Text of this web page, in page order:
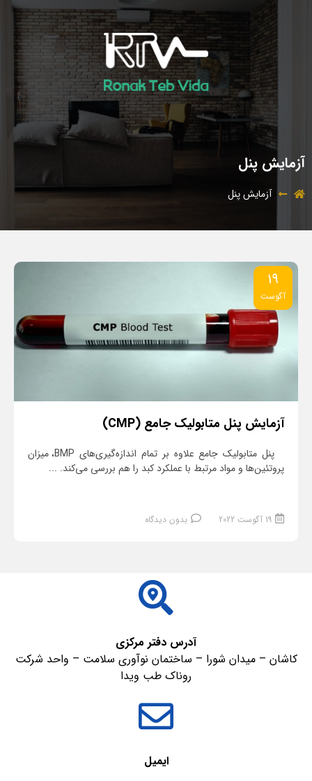
آزمایش پنل
آزمایش پنل
19
آگوست
آزمایش پنل متابولیک جامع (CMP)
پنل متابولیک جامع علاوه ‌بر تمام اندازه‌گیری‌های BMP، میزان
پروتئین‌ها و مواد مرتبط با عملکرد کبد را هم بررسی می‌کند. ...
19 آگوست 2022 بدون دیدگاه
آدرس دفتر مرکزی
کاشان – میدان شورا – ساختمان نوآوری سلامت – واحد شرکت
روناک طب ویدا
ایمیل